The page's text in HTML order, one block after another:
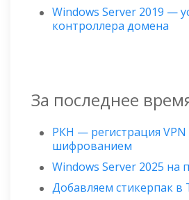
Windows Server 2019 —
контроллера домена
За последнее
РКН — регистрация
шифрованием
Windows Server 2025 на
Добавляем стикерпак в